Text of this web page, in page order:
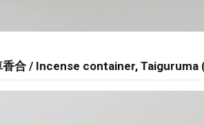
香合 / Incense container,